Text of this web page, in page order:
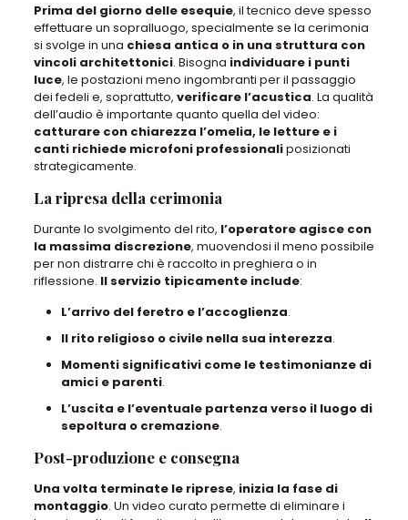
Prima del giorno delle esequie, il tecnico deve spesso
effettuare un sopralluogo, specialmente se la cerimonia
si svolge in una chiesa antica o in una struttura con
vincoli architettonici. Bisogna individuare i punti
luce, le postazioni meno ingombranti per il passaggio
dei fedeli e, soprattutto, verificare l’acustica. La qualità
dell’audio è importante quanto quella del video:
catturare con chiarezza l’omelia, le letture e i
canti richiede microfoni professionaliposizionati
strategicamente.
La ripresa della cerimonia
Durante lo svolgimento del rito, l’operatore agisce con
la massima discrezione, muovendosi il meno possibile
per non distrarre chi è raccolto in preghiera o in
riflessione. Il servizio tipicamente include:
L’arrivo del feretro e l’accoglienza.
Il rito religioso o civile nella sua interezza.
Momenti significativi come le testimonianze di
amici e parenti.
L’uscita e l’eventuale partenza verso il luogo di
sepoltura o cremazione.
Post-produzione e consegna
Una volta terminate le riprese, inizia la fase di
montaggio. Un video curato permette di eliminare i